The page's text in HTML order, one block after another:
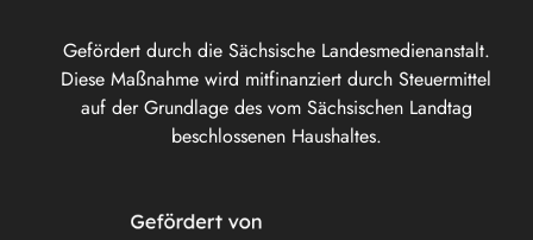
Gefördert durch die Sächsische Landesmedienanstalt.
Diese Maßnahme wird mitfinanziert durch Steuermittel
auf der Grundlage des vom Sächsischen Landtag
beschlossenen Haushaltes.